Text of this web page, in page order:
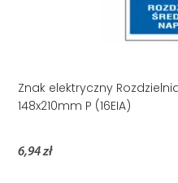
Znak elektryczny
148x210mm P (16EIA)
6,94 zł